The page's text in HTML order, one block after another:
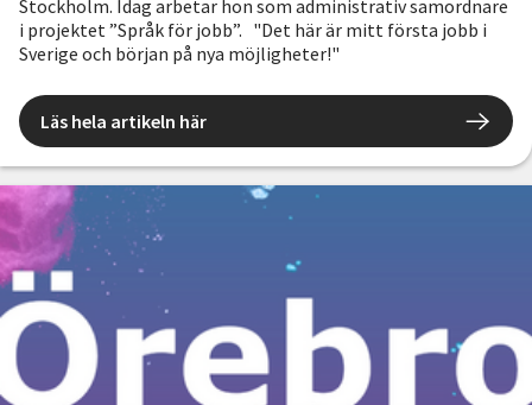
Stockholm. Idag arbetar hon som administrativ samordnare
i projektet ”Språk för jobb”. "Det här är mitt första jobb i
Sverige och början på nya möjligheter!"
Läs hela artikeln här